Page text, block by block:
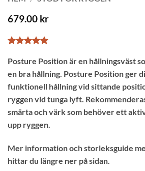
679.00 kr
4.85av 5
kundrecensioner
Posture Position är en hållningsväst
en bra hållning. Posture Position ger
funktionell hållning vid sittande
ryggen vid tunga lyft.
smärta och värk som behöver ett
upp ryggen.
Mer information och storleksguide
hittar du längre ner på sidan.